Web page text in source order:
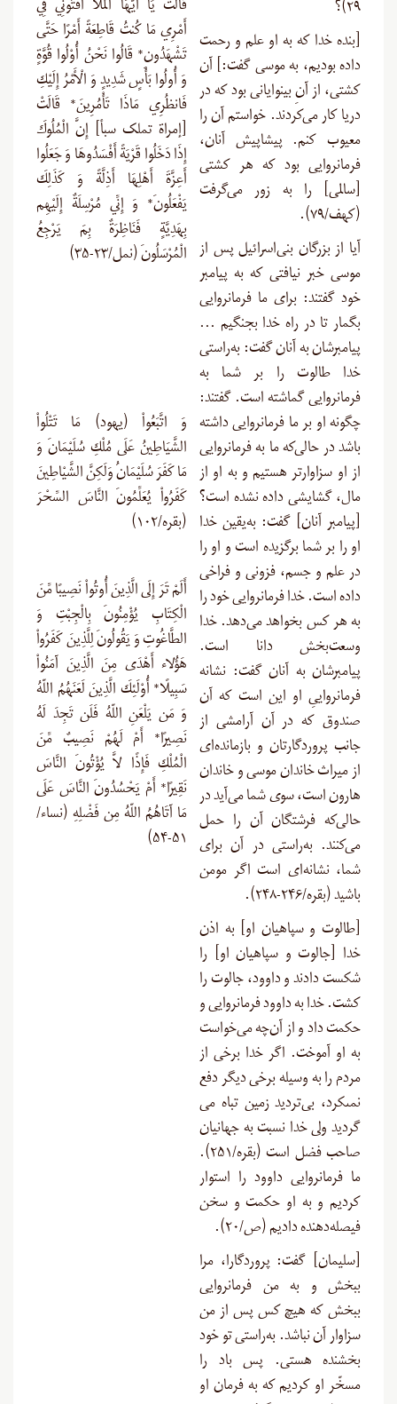
۲۹)؟
[بنده خدا که به او علم و رحمت
داده بودیم، به موسی گفت:] آن
کشتی، از آنِ بینوایانی بود که در
دریا کار می‌کردند. خواستم آن را
معیوب کنم. پیشاپیش آنان،
فرمانروایی بود که هر کشتی
[سالمی] را به زور می‌گرفت
(کهف/۷۹
).
آیا از بزرگان بنی‌اسرائیل پس از
موسی خبر نیافتی که به پیامبر
خود گفتند: برای ما فرمانروایی
بگمار تا در راه خدا بجنگیم …
پیامبرشان به آنان گفت: به‌راستی
خدا طالوت را بر شما به
فرمانروایی گماشته است. گفتند:
چگونه او بر ما فرمانروایی داشته
باشد در حالی‌که ما به فرمانروایی
از او سزاوارتر هستیم و به او از
مال، گشایشی داده نشده است؟
[پیامبر آنان] گفت: به‌یقین خدا
او را بر شما برگزیده است و او را
در علم و جسم، فزونی و فراخی
داده است. خدا فرمانروایی خود را
به هر کس بخواهد می‌دهد. خدا
وسعت‌بخش دانا است.
پیامبرشان به آنان گفت: نشانه
فرمانرواییِ او این است که آن
صندوق که در آن آرامشی از
جانب پروردگارتان و بازمانده‌ای
از میراث خاندان موسی و خاندان
هارون است، سوی شما می‌آید در
حالی‌که فرشتگان آن را حمل
می‌کنند. به‌راستی در آن برای
شما، نشانه‌ای است اگر مومن
باشید (بقره/۲۴۶-۲۴۸
).
[طالوت و سپاهیان او] به اذن
خدا [جالوت و سپاهیان او] را
شکست دادند و داوود، جالوت را
کشت. خدا به داوود فرمانروایی و
حکمت داد و از آن‌چه می‌خواست
به او آموخت. اگر خدا برخى از
مردم را به وسیله برخى دیگر دفع
نمى‏کرد، بی‌تردید زمین تباه مى‏
گردید ولى خدا نسبت به جهانیان
صاحب فضل است (بقره/۲۵۱).
ما فرمانروایی داوود را استوار
کردیم و به او حکمت و سخن
فیصله‌دهنده دادیم (ص/۲۰
).
[سلیمان] گفت: پروردگارا، مرا
ببخش و به من فرمانروایی
ببخش که هیچ کس پس از من
سزاوار آن نباشد. به‌راستی تو خود
بخشنده هستی. پس باد را
مسخّر او کردیم که به فرمان او
قَالَتْ يَا أَيُّهَا المَلَأُ أَفْتُونِي فِي
أَمْرِي مَا كُنتُ قَاطِعَةً أَمْرًا حَتَّى
تَشْهَدُونِ* قَالُوا نَحْنُ أُوْلُوا قُوَّةٍ
وَ أُولُوا بَأْسٍ شَدِيدٍ وَ الْأَمْرُ إِلَيْكِ
فَانظُرِي مَاذَا تَأْمُرِينَ* قَالَتْ
[إمراة تملک سبأ] إِنَّ الْمُلُوكَ
إِذَا دَخَلُوا قَرْيَةً أَفْسَدُوهَا وَ جَعَلُوا
أَعِزَّةَ أَهْلِهَا أَذِلَّةً وَ كَذَلِكَ
يَفْعَلُونَ* وَ إِنِّي مُرْسِلَةٌ إِلَيْهِم
بِهَدِيَّةٍ فَنَاظِرَةٌ بِمَ يَرْجِعُ
الْمُرْسَلُونَ (نمل/۲۳-۳۵)
وَ اتَّبَعُواْ (یهود) مَا تَتْلُواْ
الشَّيَاطِينُ عَلَى مُلْكِ سُلَيْمَانَ وَ
مَا كَفَرَ سُلَيْمَانُ وَلَكِنَّ الشَّيْاطِينَ
كَفَرُواْ يُعَلِّمُونَ النَّاسَ السِّحْرَ
(بقره/۱۰۲)
أَلَمْ تَرَ إِلَى الَّذِينَ أُوتُواْ نَصِيبًا مِّنَ
الْكِتَابِ يُؤْمِنُونَ بِالْجِبْتِ وَ
الطَّاغُوتِ وَ يَقُولُونَ لِلَّذِينَ كَفَرُواْ
هَؤُلاء أَهْدَى مِنَ الَّذِينَ آمَنُواْ
سَبِيلًا* أُوْلَئِكَ الَّذِينَ لَعَنَهُمُ اللّهُ
وَ مَن يَلْعَنِ اللّهُ فَلَن تَجِدَ لَهُ
نَصِيرًا* أَمْ لَهُمْ نَصِيبٌ مِّنَ
الْمُلْكِ فَإِذًا لاَّ يُؤْتُونَ النَّاسَ
نَقِيرًا* أَمْ يَحْسُدُونَ النَّاسَ عَلَى
مَا آتَاهُمُ اللّهُ مِن فَضْلِهِ (نساء/
۵۱-۵۴)